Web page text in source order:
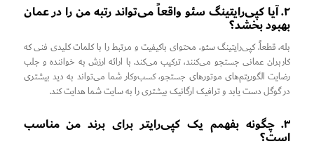
۲. آیا کپی‌رایتینگ سئو واقعاً می‌تواند رتبه من را در عمان
بهبود بخشد؟
بله، قطعاً. کپی‌رایتینگ سئو، محتوای باکیفیت و مرتبط را با کلمات کلیدی فنی که
کاربران عمانی جستجو می‌کنند، ترکیب می‌کند. با ارائه ارزش به خواننده و جلب
رضایت الگوریتم‌های موتورهای جستجو، کسب‌وکار شما می‌تواند به دید بیشتری
در گوگل دست یابد و ترافیک ارگانیک بیشتری را به سایت شما هدایت کند.
۳. چگونه بفهمم یک کپی‌رایتر برای برند من مناسب
است؟